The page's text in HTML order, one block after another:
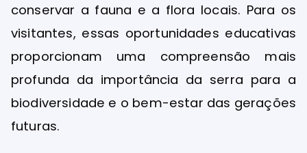
conservar a fauna e a flora locais. Para os
visitantes, essas oportunidades educativas
proporcionam uma compreensão mais
profunda da importância da serra para a
biodiversidade e o bem-estar das gerações
futuras.